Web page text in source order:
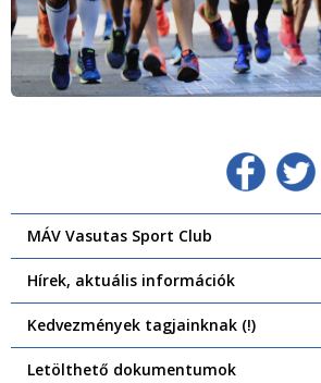
MÁV Vasutas Sport Club
Hírek, aktuális információk
Kedvezmények tagjainknak (!)
Letölthető dokumentumok